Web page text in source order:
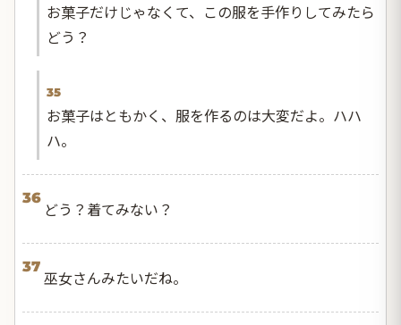
お菓子だけじゃなくて、この服を手作りしてみたら
どう？
35
お菓子はともかく、服を作るのは大変だよ。ハハ
ハ。
36
どう？着てみない？
37
巫女さんみたいだね。